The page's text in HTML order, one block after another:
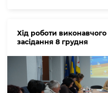
Хід роботи виконавчого
засідання 8 грудня